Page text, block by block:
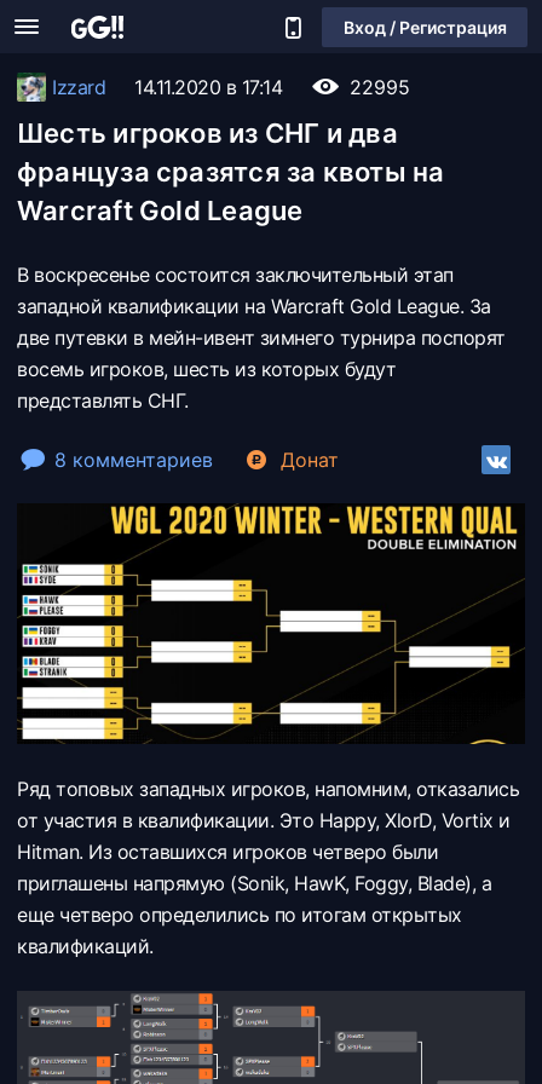
Вход / Регистрация
Izzard 14.11.2020 в 17:14 22995
Шесть игроков из СНГ и два
француза сразятся за квоты на
Warcraft Gold League
В воскресенье состоится заключительный этап
западной квалификации на Warcraft Gold League. За
две путевки в мейн-ивент зимнего турнира поспорят
восемь игроков, шесть из которых будут
представлять СНГ.
8 комментариев Донат
Ряд топовых западных игроков, напомним, отказались
от участия в квалификации. Это Happy, XlorD, Vortix и
Hitman. Из оставшихся игроков четверо были
приглашены напрямую (Sonik, HawK, Foggy, Blade), а
еще четверо определились по итогам открытых
квалификаций.